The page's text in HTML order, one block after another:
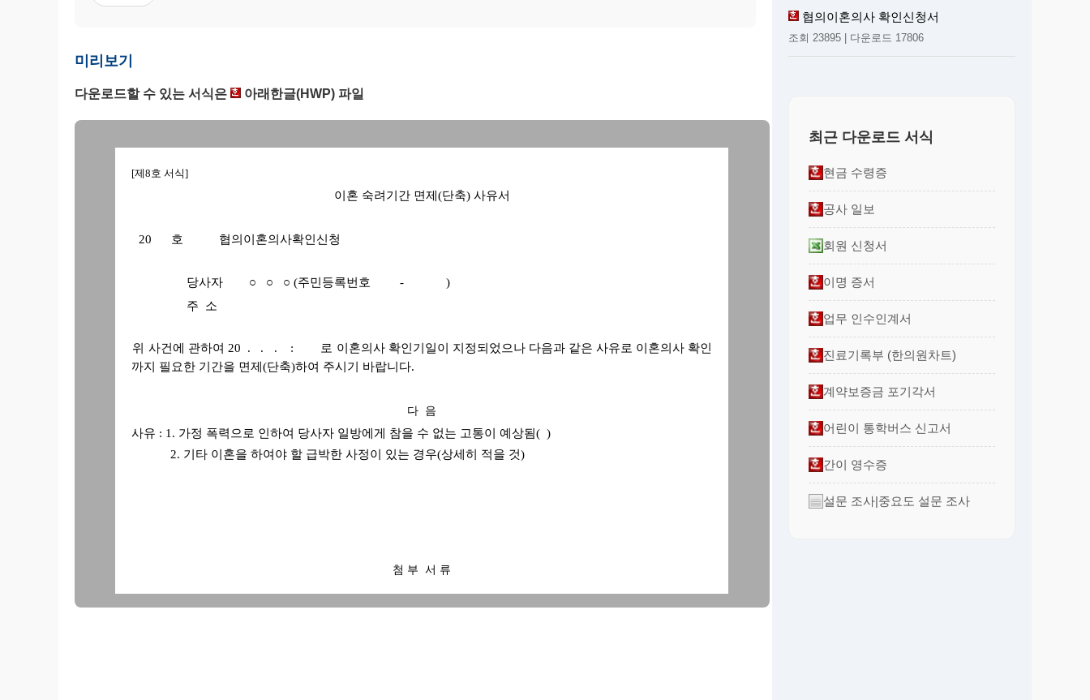
미리보기
다운로드할 수 있는 서식은 아래한글(HWP) 파일
[제8호 서식]
이혼 숙려기간 면제(단축) 사유서
20 호 협의이혼의사확인신청
당사자 ○ ○ ○ (주민등록번호 - )
주 소
위 사건에 관하여 20 . . . : 로 이혼의사 확인기일이 지정되었으나 다음과 같은 사유로 이혼의사 확인
까지 필요한 기간을 면제(단축)하여 주시기 바랍니다.
다 음
사유 : 1. 가정 폭력으로 인하여 당사자 일방에게 참을 수 없는 고통이 예상됨( )
2. 기타 이혼을 하여야 할 급박한 사정이 있는 경우(상세히 적을 것)
첨 부 서 류
1.
협의이혼의사 확인신청서
조회 23895 | 다운로드 17806
최근 다운로드 서식
현금 수령증
공사 일보
회원 신청서
이명 증서
업무 인수인계서
진료기록부 (한의원차트)
계약보증금 포기각서
어린이 통학버스 신고서
간이 영수증
설문 조사|중요도 설문 조사